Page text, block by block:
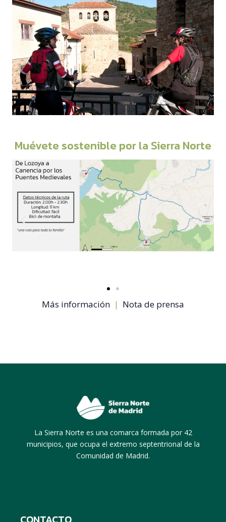
Muévete sostenible por la Sierra Norte
Más información | Nota de prensa
La Sierra Norte es una comarca formada por 42
municipios, que ocupa el extremo septentrional de la
Comunidad de Madrid.